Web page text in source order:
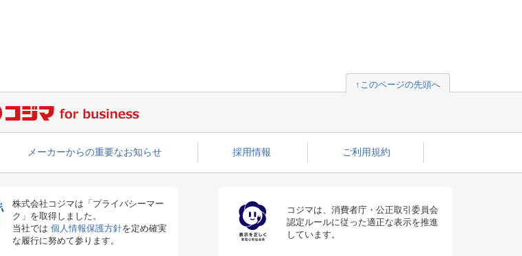
↑このページの先頭へ
メーカーからの重要なお知らせ 採用情報 ご利用規約
株式会社コジマは「プライバシーマー
ク」を取得しました。
当社では 個人情報保護方針を定め確実
な履行に努めて参ります。
コジマは、消費者庁・公正取引委員会
認定ルールに従った適正な表示を推進
しています。